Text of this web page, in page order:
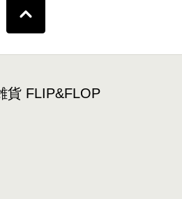
貨 FLIP&FLOP